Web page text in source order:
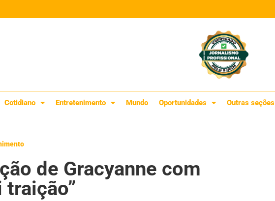
Cotidiano Entretenimento Mundo Oportunidades Outras seções
de Gracyanne com
traição”